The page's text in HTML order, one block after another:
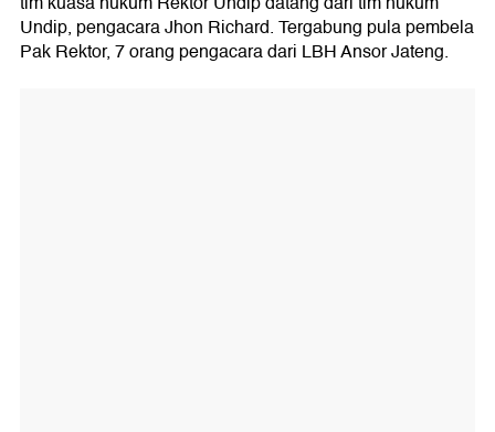
Undip, pengacara Jhon Richard. Tergabung pula pembela
Pak Rektor, 7 orang pengacara dari LBH Ansor Jateng.